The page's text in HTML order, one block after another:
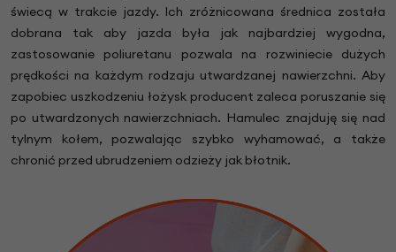
świecą w trakcie jazdy. Ich zróżnicowana średnica została
dobrana tak aby jazda była jak najbardziej wygodna,
zastosowanie poliuretanu pozwala na rozwiniecie dużych
prędkości na każdym rodzaju utwardzanej nawierzchni. Aby
zapobiec uszkodzeniu łożysk producent zaleca poruszanie się
po utwardzonych nawierzchniach. Hamulec znajduję się nad
tylnym kołem, pozwalając szybko wyhamować, a także
chronić przed ubrudzeniem odzieży jak błotnik.